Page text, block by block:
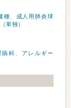
種、
成人用肺炎球
単独）
病科、 アレルギー